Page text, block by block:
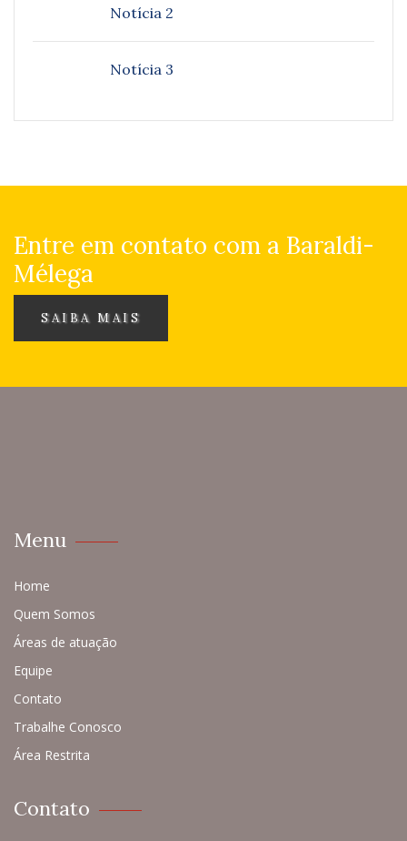
Notícia 2
Notícia 3
Entre em contato com a Baraldi-
Mélega
SAIBA MAIS
Menu
Home
Quem Somos
Áreas de atuação
Equipe
Contato
Trabalhe Conosco
Área Restrita
Contato